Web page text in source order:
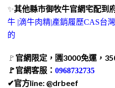
✨其他縣市御牧牛官網宅配到
牛 |滴牛肉精|產銷履歷CAS台
的
🚩 官網限定，🈵️3000免運，
🚩官網客服： 0968732735
✔官方line: @drbeef